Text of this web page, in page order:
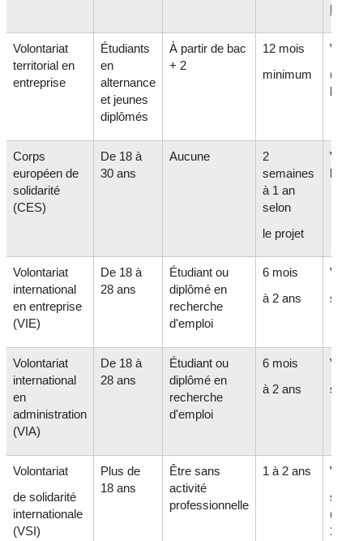
légal
Volontariat
territorial en
entreprise
Étudiants
en
alternance
et jeunes
diplômés
À partir de bac
+ 2
12 mois
minimum
(+
Corps
européen de
solidarité
(CES)
De 18 à
30 ans
Aucune
2
semaines
à 1 an
selon
le projet
le
Volontariat
international
en entreprise
(VIE)
De 18 à
28 ans
Étudiant ou
diplômé en
recherche
d'emploi
6 mois
à 2 ans
selon
Volontariat
international
en
administration
(VIA)
De 18 à
28 ans
Étudiant ou
diplômé en
recherche
d'emploi
6 mois
à 2 ans
selon
Volontariat
de solidarité
internationale
(VSI)
Plus de
18 ans
Être sans
activité
professionnelle
1 à 2 ans
selon
100 €